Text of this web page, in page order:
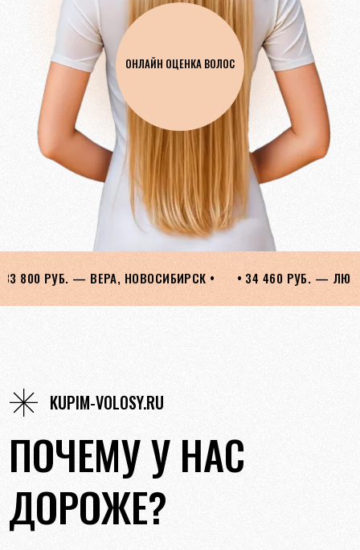
ОНЛАЙН ОЦЕНКА ВОЛОС
• • 34 460 РУБ. — ЛЮДМИЛА, ОРЕНБУРГ • • 28 050
KUPIM-VOLOSY.RU
ПОЧЕМУ У НАС
ДОРОЖЕ?